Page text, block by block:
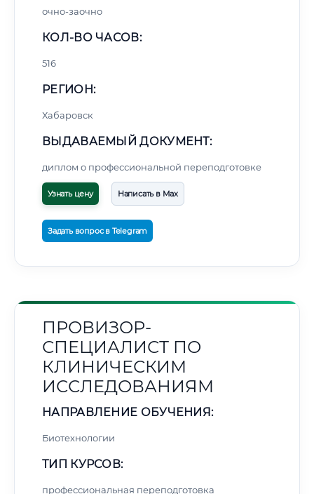
очно-заочно
КОЛ-ВО ЧАСОВ:
516
РЕГИОН:
Хабаровск
ВЫДАВАЕМЫЙ ДОКУМЕНТ:
диплом о профессиональной переподготовке
Узнать цену Написать в Max
Задать вопрос в Telegram
ПРОВИЗОР-
СПЕЦИАЛИСТ ПО
КЛИНИЧЕСКИМ
ИССЛЕДОВАНИЯМ
НАПРАВЛЕНИЕ ОБУЧЕНИЯ:
Биотехнологии
ТИП КУРСОВ:
профессиональная переподготовка